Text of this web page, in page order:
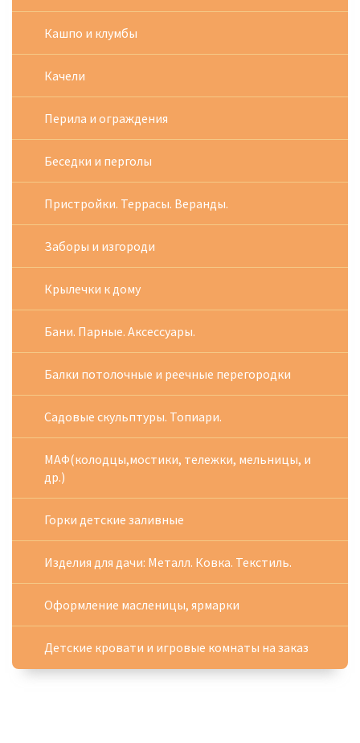
Кашпо и клумбы
Качели
Перила и ограждения
Беседки и перголы
Пристройки. Террасы. Веранды.
Заборы и изгороди
Крылечки к дому
Бани. Парные. Аксессуары.
Балки потолочные и реечные перегородки
Садовые скульптуры. Топиари.
МАФ(колодцы,мостики, тележки, мельницы, и
др.)
Горки детские заливные
Изделия для дачи: Металл. Ковка. Текстиль.
Оформление масленицы, ярмарки
Детские кровати и игровые комнаты на заказ